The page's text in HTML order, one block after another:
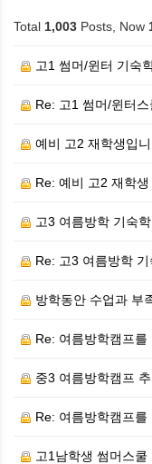
Total 1,003 Posts, Now
고1 썸머/윈터 기숙
Re: 고1 썸머/윈터
예비 고2 재학생입
Re: 예비 고2 재학
고3 여름방학 기숙학
Re: 고3 여름방학
방학동안 수업과 부
Re: 여름방학캠프
중3 여름방학캠프
Re: 여름방학캠프를
고1남학생 썸머스쿨